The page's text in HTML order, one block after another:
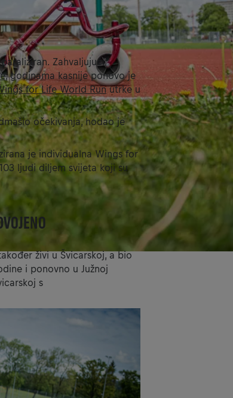
Zahvaljujući
, godinama kasnije ponovo je
for Life World Runutrke u
očekivanja, hodao je
je individualna Wings for
ljudi diljem svijeta koji su
živi u Švicarskoj, a bio
i ponovno u Južnoj
s